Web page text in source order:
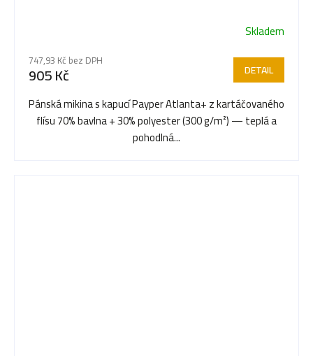
Skladem
747,93 Kč bez DPH
905 Kč DETAIL
Pánská mikina s kapucí Payper Atlanta+ z kartáčovaného
flísu 70% bavlna + 30% polyester (300 g/m²) — teplá a
pohodlná...